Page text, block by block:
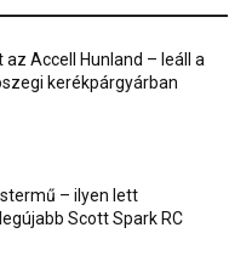
az Accell Hunland – leáll a
kerékpárgyárban
– ilyen lett
Scott Spark RC